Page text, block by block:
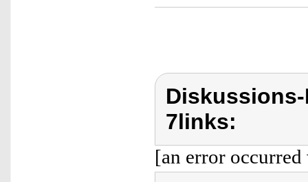
7links:
[an error